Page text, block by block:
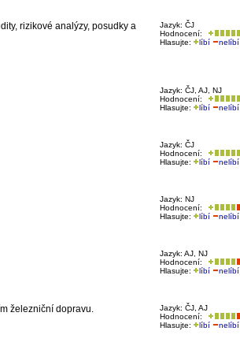
Jazyk: ČJ
Hodnocení:
Hlasujte:
líbí nelíbí
rizikové analýzy, posudky a
Jazyk: ČJ, AJ, NJ
Hodnocení:
Hlasujte:
líbí nelíbí
Jazyk: ČJ
Hodnocení:
Hlasujte:
líbí nelíbí
Jazyk: NJ
Hodnocení:
Hlasujte:
líbí nelíbí
Jazyk: AJ, NJ
Hodnocení:
Hlasujte:
líbí nelíbí
Jazyk: ČJ, AJ
Hodnocení:
Hlasujte:
líbí nelíbí
železniční dopravu.